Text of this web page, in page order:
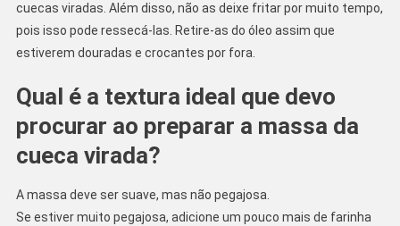
cuecas viradas. Além disso, não as deixe fritar por muito tempo,
pois isso pode ressecá-las. Retire-as do óleo assim que
estiverem douradas e crocantes por fora.
Qual é a textura ideal que devo
procurar ao preparar a massa da
cueca virada?
A massa deve ser suave, mas não pegajosa.
Se estiver muito pegajosa, adicione um pouco mais de farinha